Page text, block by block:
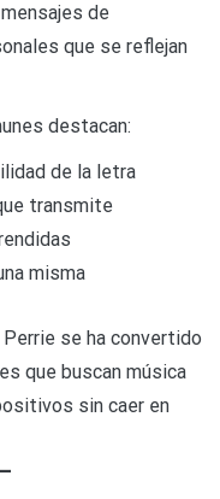
de
que se reflejan
destacan:
de la letra
transmite
misma
se ha convertido
que buscan música
sin caer en